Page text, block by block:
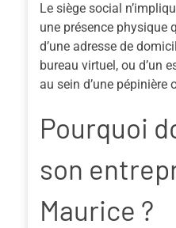
Le siège social
une présence physique
d’une adresse de
bureau virtuel, ou d’un
au sein d’une pépinière
Pourquoi
son
Maurice ?